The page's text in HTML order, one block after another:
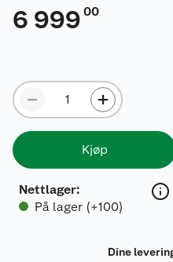
6 999 00
Kjøp
Nettlager:
På lager (+100)
Dine